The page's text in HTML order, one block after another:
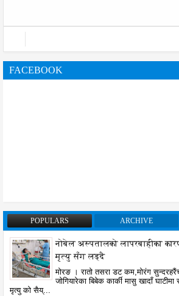
FACEBOOK
POPULARS ARCHIVE
नोबेल अस्पतालको लापरबाहीका
मृत्यु सँग लड्दै
मोरङ । रातो तसरा डट कम,मोरंग
जोगियारेका बिबेक कार्की मासु खादाँ
मृत्यु को सैय्...